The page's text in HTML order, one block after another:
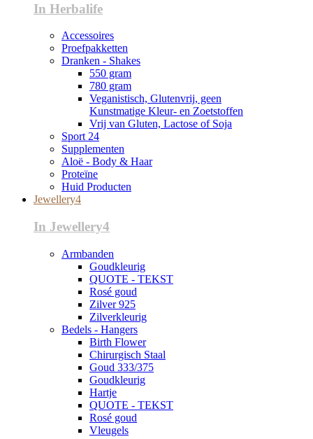
In Herbalife
Accessoires
Proefpakketten
Dranken - Shakes
550 gram
780 gram
Veganistisch, Glutenvrij, geen
Kunstmatige Kleur- en Zoetstoffen
Vrij van Gluten, Lactose of Soja
Sport 24
Supplementen
Aloë - Body & Haar
Proteïne
Huid Producten
Jewellery4
In Jewellery4
Armbanden
Goudkleurig
QUOTE - TEKST
Rosé goud
Zilver 925
Zilverkleurig
Bedels - Hangers
Birth Flower
Chirurgisch Staal
Goud 333/375
Goudkleurig
Hartje
QUOTE - TEKST
Rosé goud
Vleugels